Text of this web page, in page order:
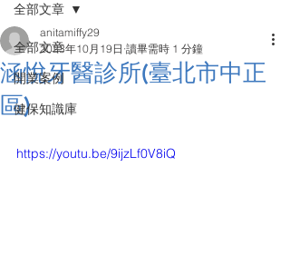
全部文章
開業案例
健保知識庫
全部文章
涵悅牙醫診所(臺北市中正
區)
anitamiffy29
2023年10月19日 讀畢需時 1 分鐘
https://youtu.be/9ijzLf0V8iQ